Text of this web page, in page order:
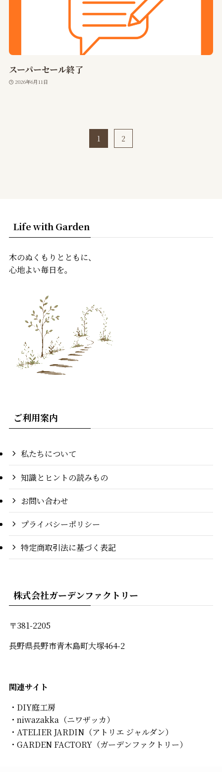
スーパーセール終了
2026年6月11日
1 2
Life with Garden
木のぬくもりとともに、
心地よい毎日を。
ご利用案内
私たちについて
知識とヒントの読みもの
お問い合わせ
プライバシーポリシー
特定商取引法に基づく表記
株式会社ガーデンファクトリー
〒381-2205
長野県長野市青木島町大塚464-2
関連サイト
・ DIY庭工房
・ niwazakka（ニワザッカ）
・ATELIER JARDIN（アトリエ ジャルダン）
・ GARDEN FACTORY（ガーデンファクトリー）